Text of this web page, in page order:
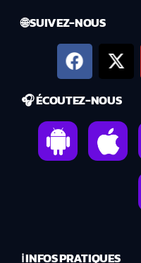
🌐 SUIVEZ-NOUS
🎧 ÉCOUTEZ-NOUS
ℹ️ INFOS PRATIQUES